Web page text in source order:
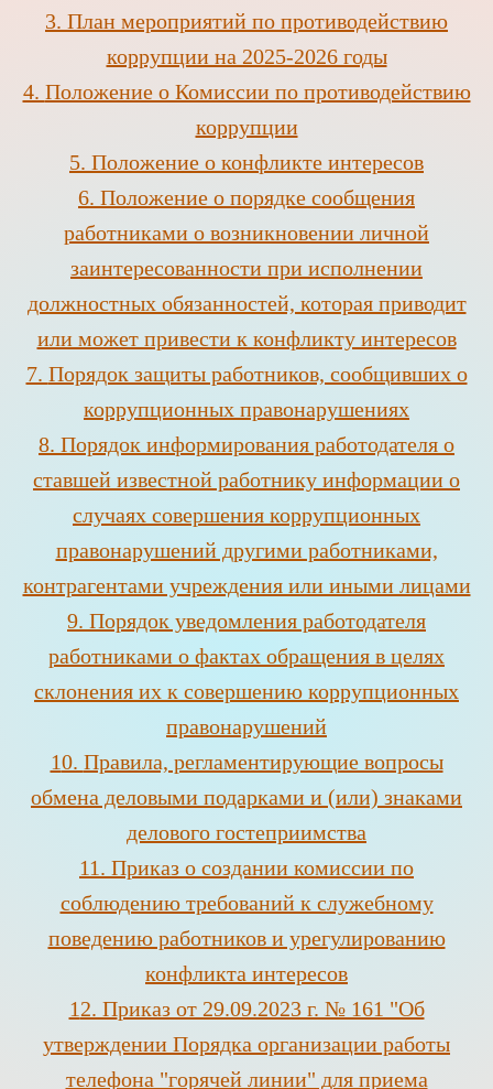
3. План мероприятий по противодействию
коррупции на 2025-2026 годы
4. Положение о Комиссии по противодействию
коррупции
5. Положение о конфликте интересов
6. Положение о порядке сообщения
работниками о возникновении личной
заинтересованности при исполнении
должностных обязанностей, которая приводит
или может привести к конфликту интересов
7. Порядок защиты работников, сообщивших о
коррупционных правонарушениях
8. Порядок информирования работодателя о
ставшей известной работнику информации о
случаях совершения коррупционных
правонарушений другими работниками,
контрагентами учреждения или иными лицами
9. Порядок уведомления работодателя
работниками о фактах обращения в целях
склонения их к совершению коррупционных
правонарушений
10. Правила, регламентирующие вопросы
обмена деловыми подарками и (или) знаками
делового гостеприимства
11. Приказ о создании комиссии по
соблюдению требований к служебному
поведению работников и урегулированию
конфликта интересов
12. Приказ от 29.09.2023 г. № 161 "Об
утверждении Порядка организации работы
телефона "горячей линии" для приема